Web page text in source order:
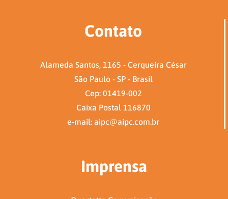
Contato
Alameda Santos, 1165 - Cerqueira César
São Paulo - SP - Brasil
Cep: 01419-002
Caixa Postal 116870
e-mail: aipc@aipc.com.br
Imprensa